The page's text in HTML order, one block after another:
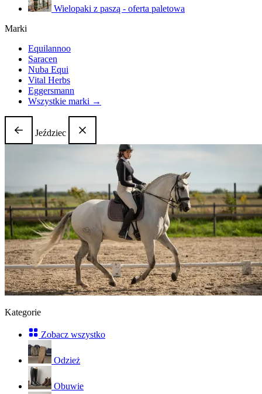
Wielopaki z paszą - oferta paletowa
Marki
Equilannoo
Saracen
Nuba Equi
Vital Herbs
Eggersmann
Wszystkie marki →
Jeździec
Kategorie
Zobacz wszystko
Odzież
Obuwie